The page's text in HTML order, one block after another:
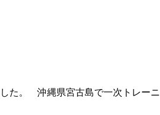
た。 沖縄県宮古島で一次トレー